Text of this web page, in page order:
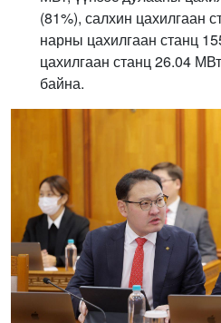
(81%), салхин цахилгаан
нарны цахилгаан станц
цахилгаан станц 26.04
байна.